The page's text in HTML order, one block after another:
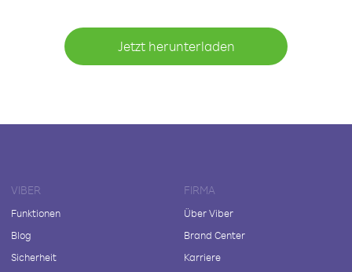
Jetzt herunterladen
VIBER
Funktionen
Blog
Sicherheit
FIRMA
Über Viber
Brand Center
Karriere